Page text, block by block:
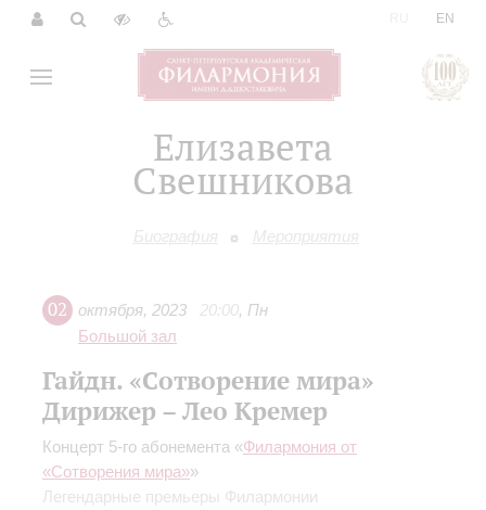
EN
Елизавета
Свешникова
Биография Мероприятия
02 октября, 2023 20:00, Пн
Большой зал
Гайдн. «Сотворение мира»
Дирижер – Лео Кремер
Концерт 5-го абонемента «Филармония от
«Сотворения мира»»
Легендарные премьеры Филармонии